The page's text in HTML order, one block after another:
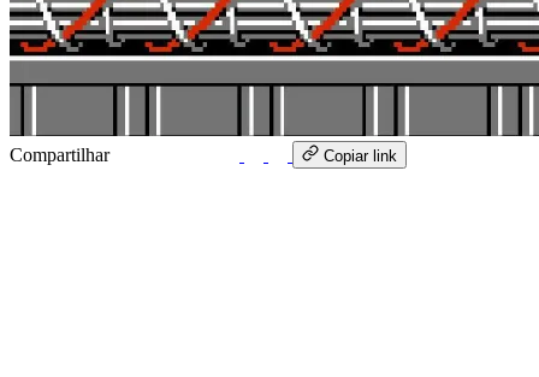
Compartilhar Copiar link